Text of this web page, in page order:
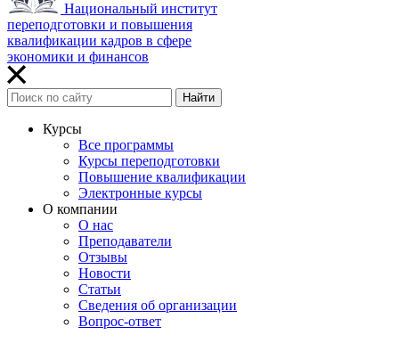
Национальный институт
переподготовки и повышения
квалификации кадров в сфере
экономики и финансов
Найти
Курсы
Все программы
Курсы переподготовки
Повышение квалификации
Электронные курсы
О компании
О нас
Преподаватели
Отзывы
Новости
Статьи
Сведения об организации
Вопрос-ответ